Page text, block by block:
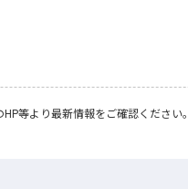
等より最新情報をご確認ください。